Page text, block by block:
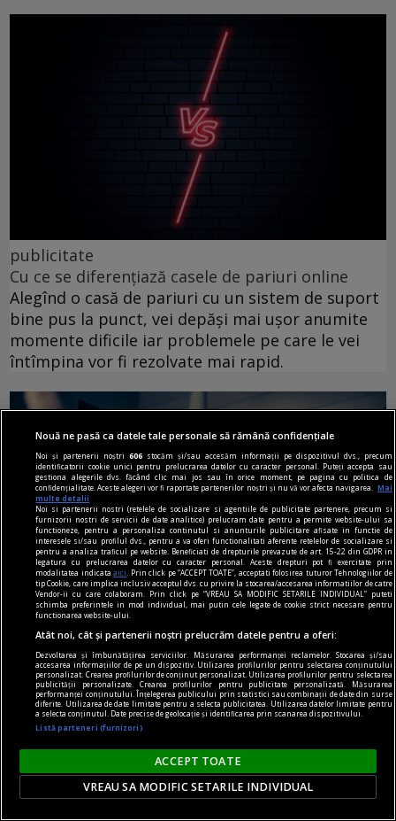
publicitate
Cu ce se diferențiază casele de pariuri online
Alegînd o casă de pariuri cu un sistem de suport
bine pus la punct, vei depăși mai ușor anumite
momente dificile iar problemele pe care le vei
întîmpina vor fi rezolvate mai rapid.
publicitate
Stresul de sărbători. Cum să îi faci față mai ușor
Amintește-ți că cel mai potrivit cadou pentru
mama este, de cele mai multe ori, veselia și buna
dispoziție din ziua de Crăciun, cu toată familia la
Nouă ne pasă ca datele tale personale să rămână confidențiale
Noi și partenerii noștri606 stocăm și/sau accesăm informații pe dispozitivul dvs., precum
identificatorii cookie unici pentru prelucrarea datelor cu caracter personal. Puteți accepta sau
gestiona alegerile dvs. făcând clic mai jos sau în orice moment, pe pagina cu politica de
confidențialitate. Aceste alegeri vor fi raportate partenerilor noștri și nu vă vor afecta navigarea.
Mai
multe detalii
Noi si partenerii nostri (retelele de socializare si agentiile de publicitate partenere, precum si
furnizorii nostri de servicii de date analitice) prelucram date pentru a permite website-ului sa
functioneze, pentru a personaliza continutul si anunturile publicitare afisate in functie de
interesele si/sau profilul dvs., pentru a va oferi functionalitati aferente retelelor de socializare si
pentru a analiza traficul pe website. Beneficiati de drepturile prevazute de art. 15-22 din GDPR in
legatura cu prelucrarea datelor cu caracter personal. Aceste drepturi pot fi exercitate prin
modalitatea indicataaici
. Prin click pe “ACCEPT TOATE”, acceptati folosirea tuturor Tehnologiilor de
tip Cookie, care implica inclusiv acceptul dvs. cu privire la stocarea/accesarea informatiilor de catre
Vendor-ii cu care colaboram. Prin click pe “VREAU SA MODIFIC SETARILE INDIVIDUAL” puteti
schimba preferintele in mod individual, mai putin cele legate de cookie strict necesare pentru
functionarea website-ului.
Atât noi, cât și partenerii noștri prelucrăm datele pentru a oferi:
Dezvoltarea și îmbunătățirea serviciilor. Măsurarea performanței reclamelor. Stocarea și/sau
accesarea informațiilor de pe un dispozitiv. Utilizarea profilurilor pentru selectarea conținutului
personalizat. Crearea profilurilor de conținut personalizat. Utilizarea profilurilor pentru selectarea
publicității personalizate. Crearea profilurilor pentru publicitate personalizată. Măsurarea
performanței conținutului. Înțelegerea publicului prin statistici sau combinații de date din surse
diferite. Utilizarea de date limitate pentru a selecta publicitatea. Utilizarea datelor limitate pentru
a selecta conținutul. Date precise de geolocație și identificarea prin scanarea dispozitivului.
Listă parteneri (furnizori)
ACCEPT TOATE
VREAU SA MODIFIC SETARILE INDIVIDUAL